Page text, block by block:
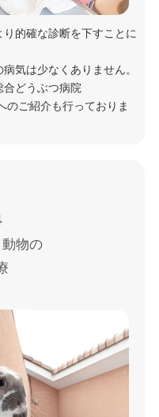
的確な診断を下すことに
気は少なくありません。
どうぶつ病院
のご紹介も行っておりま
物の